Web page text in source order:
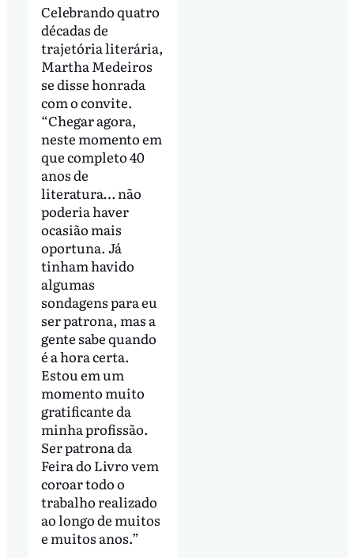
Celebrando quatro
décadas de
trajetória literária,
Martha Medeiros
se disse honrada
com o convite.
“Chegar agora,
neste momento em
que completo 40
anos de
literatura… não
poderia haver
ocasião mais
oportuna. Já
tinham havido
algumas
sondagens para eu
ser patrona, mas a
gente sabe quando
é a hora certa.
Estou em um
momento muito
gratificante da
minha profissão.
Ser patrona da
Feira do Livro vem
coroar todo o
trabalho realizado
ao longo de muitos
e muitos anos.”